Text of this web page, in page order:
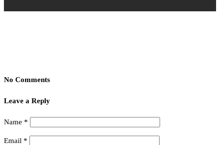
No Comments
Leave a Reply
Name *
Email *